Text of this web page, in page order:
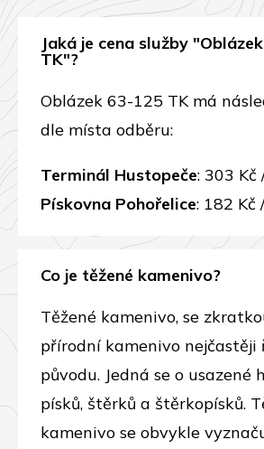
Jaká je cena služby
TK"?
Oblázek 63-125 TK má
dle místa odběru:
Terminál Hustopeče: 303 Kč
Pískovna Pohořelice: 182 Kč
Co je těžené kamenivo?
Těžené kamenivo, se
přírodní kamenivo nejčastěji
původu. Jedná se o usazené
písků, štěrků a štěrkopísků.
kamenivo se obvykle